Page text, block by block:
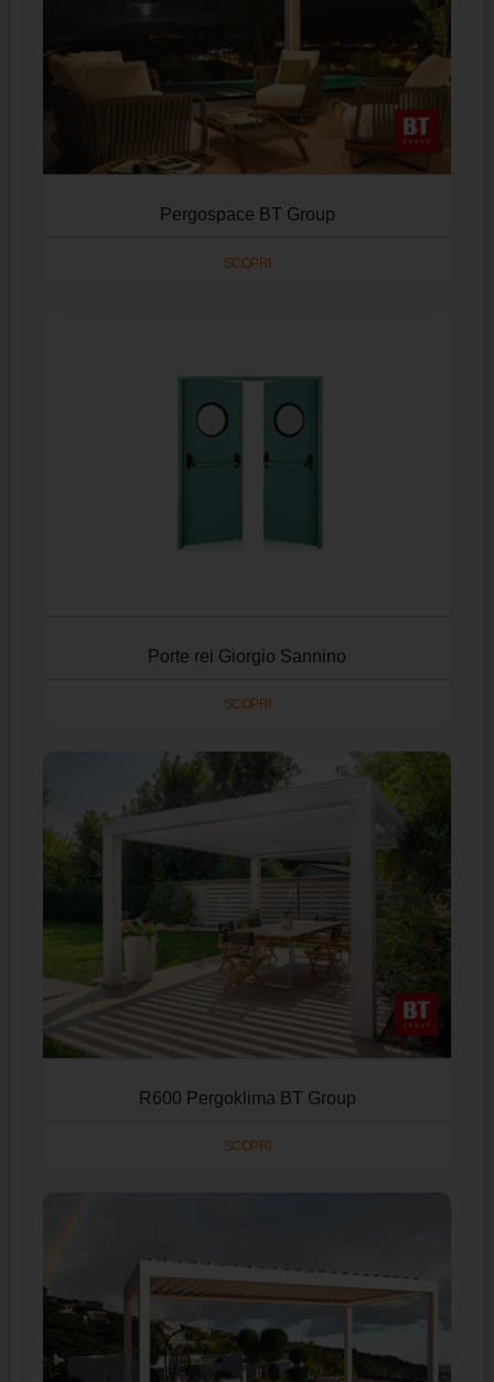
Pergospace BT Group
SCOPRI
Porte rei Giorgio Sannino
SCOPRI
R600 Pergoklima BT Group
SCOPRI